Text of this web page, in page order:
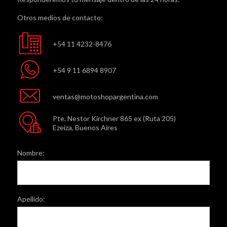
Otros medios de contacto:
+54 11 4232-8476
+54 9 11 6894 8907
ventas@motoshopargentina.com
Pte. Nestor Kirchner 865 ex (Ruta 205)
Ezeiza, Buenos Aires
Nombre:
Apellido: